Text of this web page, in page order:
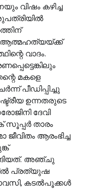
വിഷം കഴിച്ച
ആത്മഹത്യയ്ക്ക്
വാദം.
മകളെ
പീഡിപ്പിച്ചു
ഉന്നതരുടെ
ദേവി
സൂപ്പർ താരം
ആരംഭിച്ച
അഞ്ചു
പ്രത്യുഷ
കടൽപൂക്കൾ